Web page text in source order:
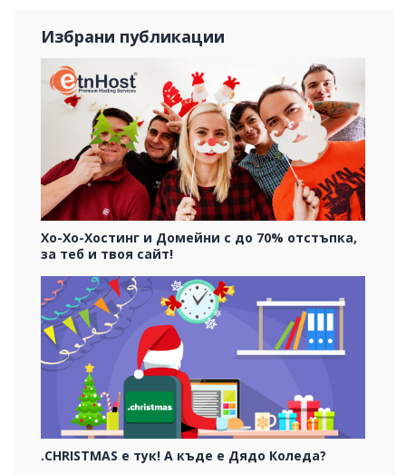
Избрани публикации
Хо-Хо-Хостинг и Домейни с до 70% отстъпка,
за теб и твоя сайт!
.CHRISTMAS е тук! А къде е Дядо Коледа?